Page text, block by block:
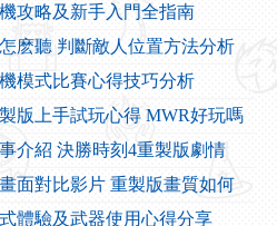
攻略及新手入門全指南
麽聽 判斷敵人位置方法分析
模式比賽心得技巧分析
版上手試玩心得 MWR好玩嗎
介紹 決勝時刻4重製版劇情
面對比影片 重製版畫質如何
體驗及武器使用心得分享